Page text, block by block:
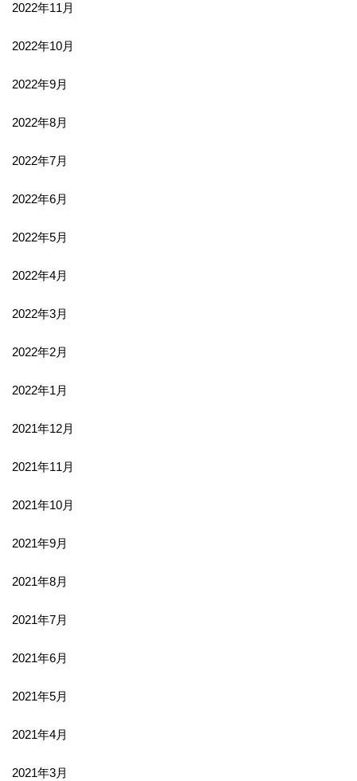
2022年11月
2022年10月
2022年9月
2022年8月
2022年7月
2022年6月
2022年5月
2022年4月
2022年3月
2022年2月
2022年1月
2021年12月
2021年11月
2021年10月
2021年9月
2021年8月
2021年7月
2021年6月
2021年5月
2021年4月
2021年3月